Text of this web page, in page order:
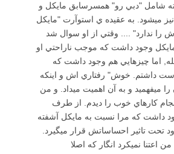
شامل "دبي رو" همسرسابق مايكل و
ميشود. به عقيده ي استوآرت "مايكل
را ندارد" .... وقتي از او سوال شد
مايكل وجود داشت كه موجب ناراحتي او
اما چيزهايي هم وجود داشت كه
داشتم. خوش" رفتاري اش و اينكه
ميفهميد و به آن اهميت ميداد. و من
كارهاي خوب را ديدم. از طرف
داشت كه مرا نسبت به مايكل آشفته
تحت تاثير احساساتش قرار ميگيرد.
اعتنا نميكرد انگار كه اصلا